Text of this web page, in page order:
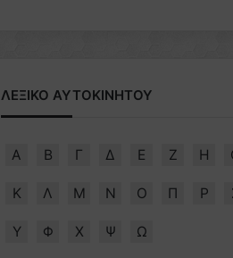
ΛΕΞΙΚΟ ΑΥΤΟΚΙΝΗΤΟΥ
Α Β Γ Δ Ε Ζ Η
Κ Λ Μ Ν Ο Π Ρ
Υ Φ Χ Ψ Ω